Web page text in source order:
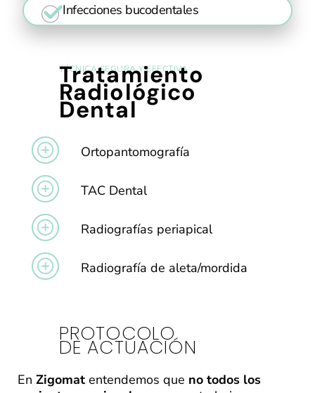
Infecciones bucodentales
TÉCNICA SEGURA Y EFECTIVA
Tratamiento
Radiológico
Dental
Ortopantomografía
TAC Dental
Radiografías periapical
Radiografía de aleta/mordida
PROTOCOLO
DE ACTUACIÓN
En Zigomat entendemos que no todos los